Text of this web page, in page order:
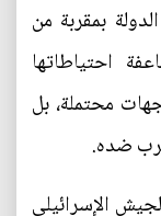
بمقربة من
احتياطاتها
محتملة، بل
ضده.
الإسرائيلي